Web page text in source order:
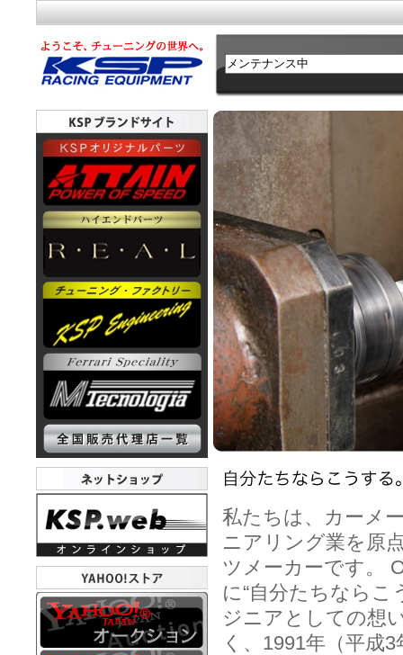
私たちは、カーメ
ニアリング業を原
ツメーカーです。
に“自分たちならこ
ジニアとしての想
く、1991年（平成